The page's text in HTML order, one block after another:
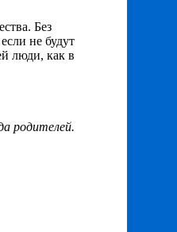
Без
не будут
люди, как в
родителей.